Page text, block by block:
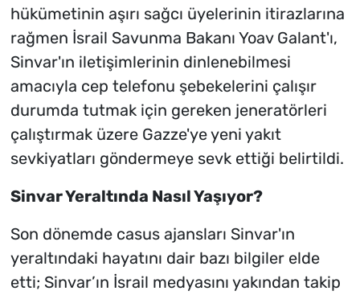
hükümetinin aşırı sağcı üyelerinin itirazlarına
rağmen İsrail Savunma Bakanı Yoav Galant'ı,
Sinvar'ın iletişimlerinin dinlenebilmesi
amacıyla cep telefonu şebekelerini çalışır
durumda tutmak için gereken jeneratörleri
çalıştırmak üzere Gazze'ye yeni yakıt
sevkiyatları göndermeye sevk ettiği belirtildi.
Sinvar Yeraltında Nasıl Yaşıyor?
Son dönemde casus ajansları Sinvar'ın
yeraltındaki hayatını dair bazı bilgiler elde
etti; Sinvar’ın İsrail medyasını yakından takip